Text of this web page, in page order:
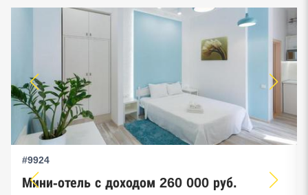
#9924
Мини-отель с доходом 260 000 руб.